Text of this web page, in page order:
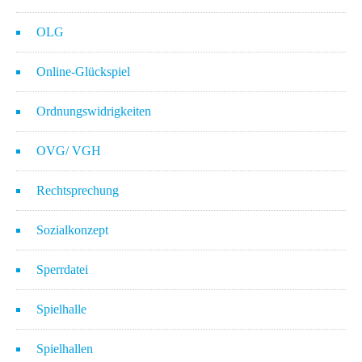
OLG
Online-Glückspiel
Ordnungswidrigkeiten
OVG/ VGH
Rechtsprechung
Sozialkonzept
Sperrdatei
Spielhalle
Spielhallen